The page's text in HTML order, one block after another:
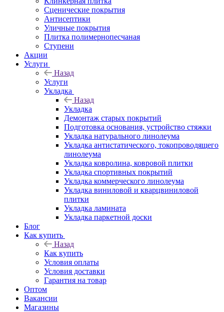
Сценические покрытия
Антисептики
Уличные покрытия
Плитка полимернопесчаная
Ступени
Акции
Услуги
Назад
Услуги
Укладка
Назад
Укладка
Демонтаж старых покрытий
Подготовка основания, устройство стяжки
Укладка натурального линолеума
Укладка антистатического, токопроводящего
линолеума
Укладка ковролина, ковровой плитки
Укладка спортивных покрытий
Укладка коммерческого линолеума
Укладка виниловой и кварцвиниловой
плитки
Укладка ламината
Укладка паркетной доски
Блог
Как купить
Назад
Как купить
Условия оплаты
Условия доставки
Гарантия на товар
Оптом
Вакансии
Магазины